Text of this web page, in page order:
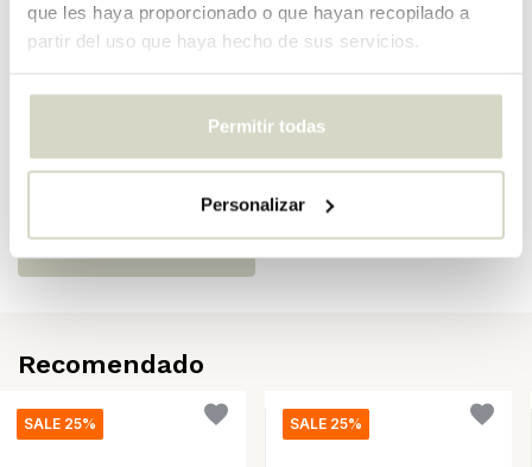
que les haya proporcionado o que hayan recopilado a
partir del uso que haya hecho de sus servicios.
Permitir todas
Personalizar
EAN 5708309182872
Recomendado
SALE 25% SALE 25%